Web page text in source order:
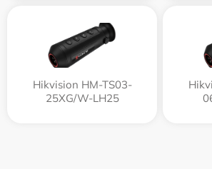
Hikvision HM-TS03-
25XG/W-LH25